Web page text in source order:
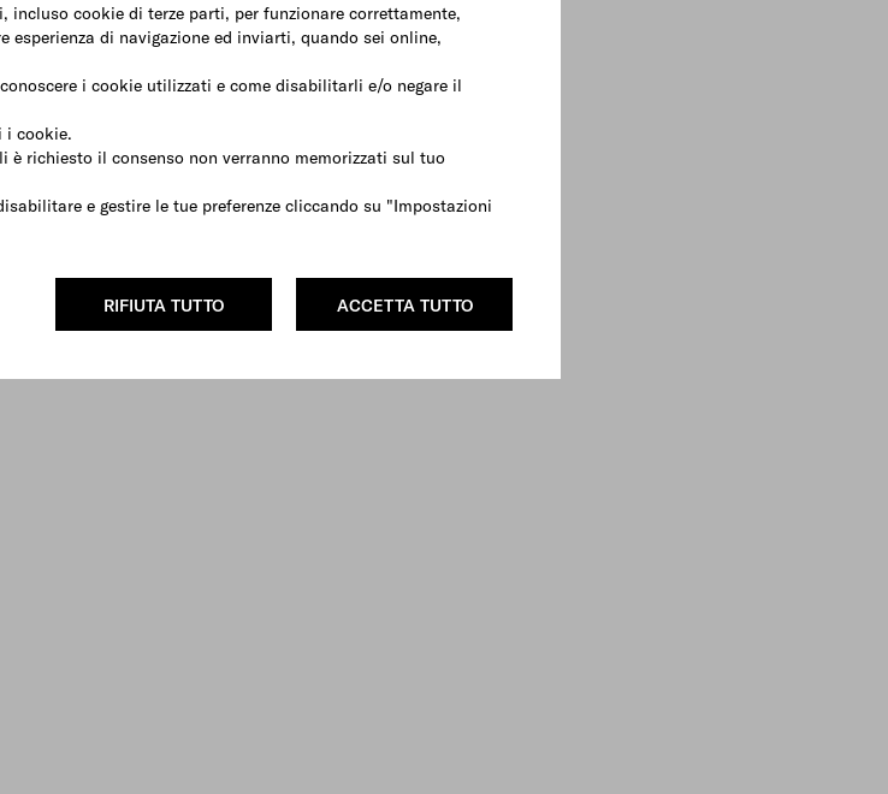
cookie di terze parti, per funzionare correttamente,
di navigazione ed inviarti, quando sei online,
i cookie utilizzati e come disabilitarli e/o negare il
i cookie.
richiesto il consenso non verranno memorizzati sul tuo
e gestire le tue preferenze cliccando su "Impostazioni
ACCETTA TUTTO
RIFIUTA TUTTO